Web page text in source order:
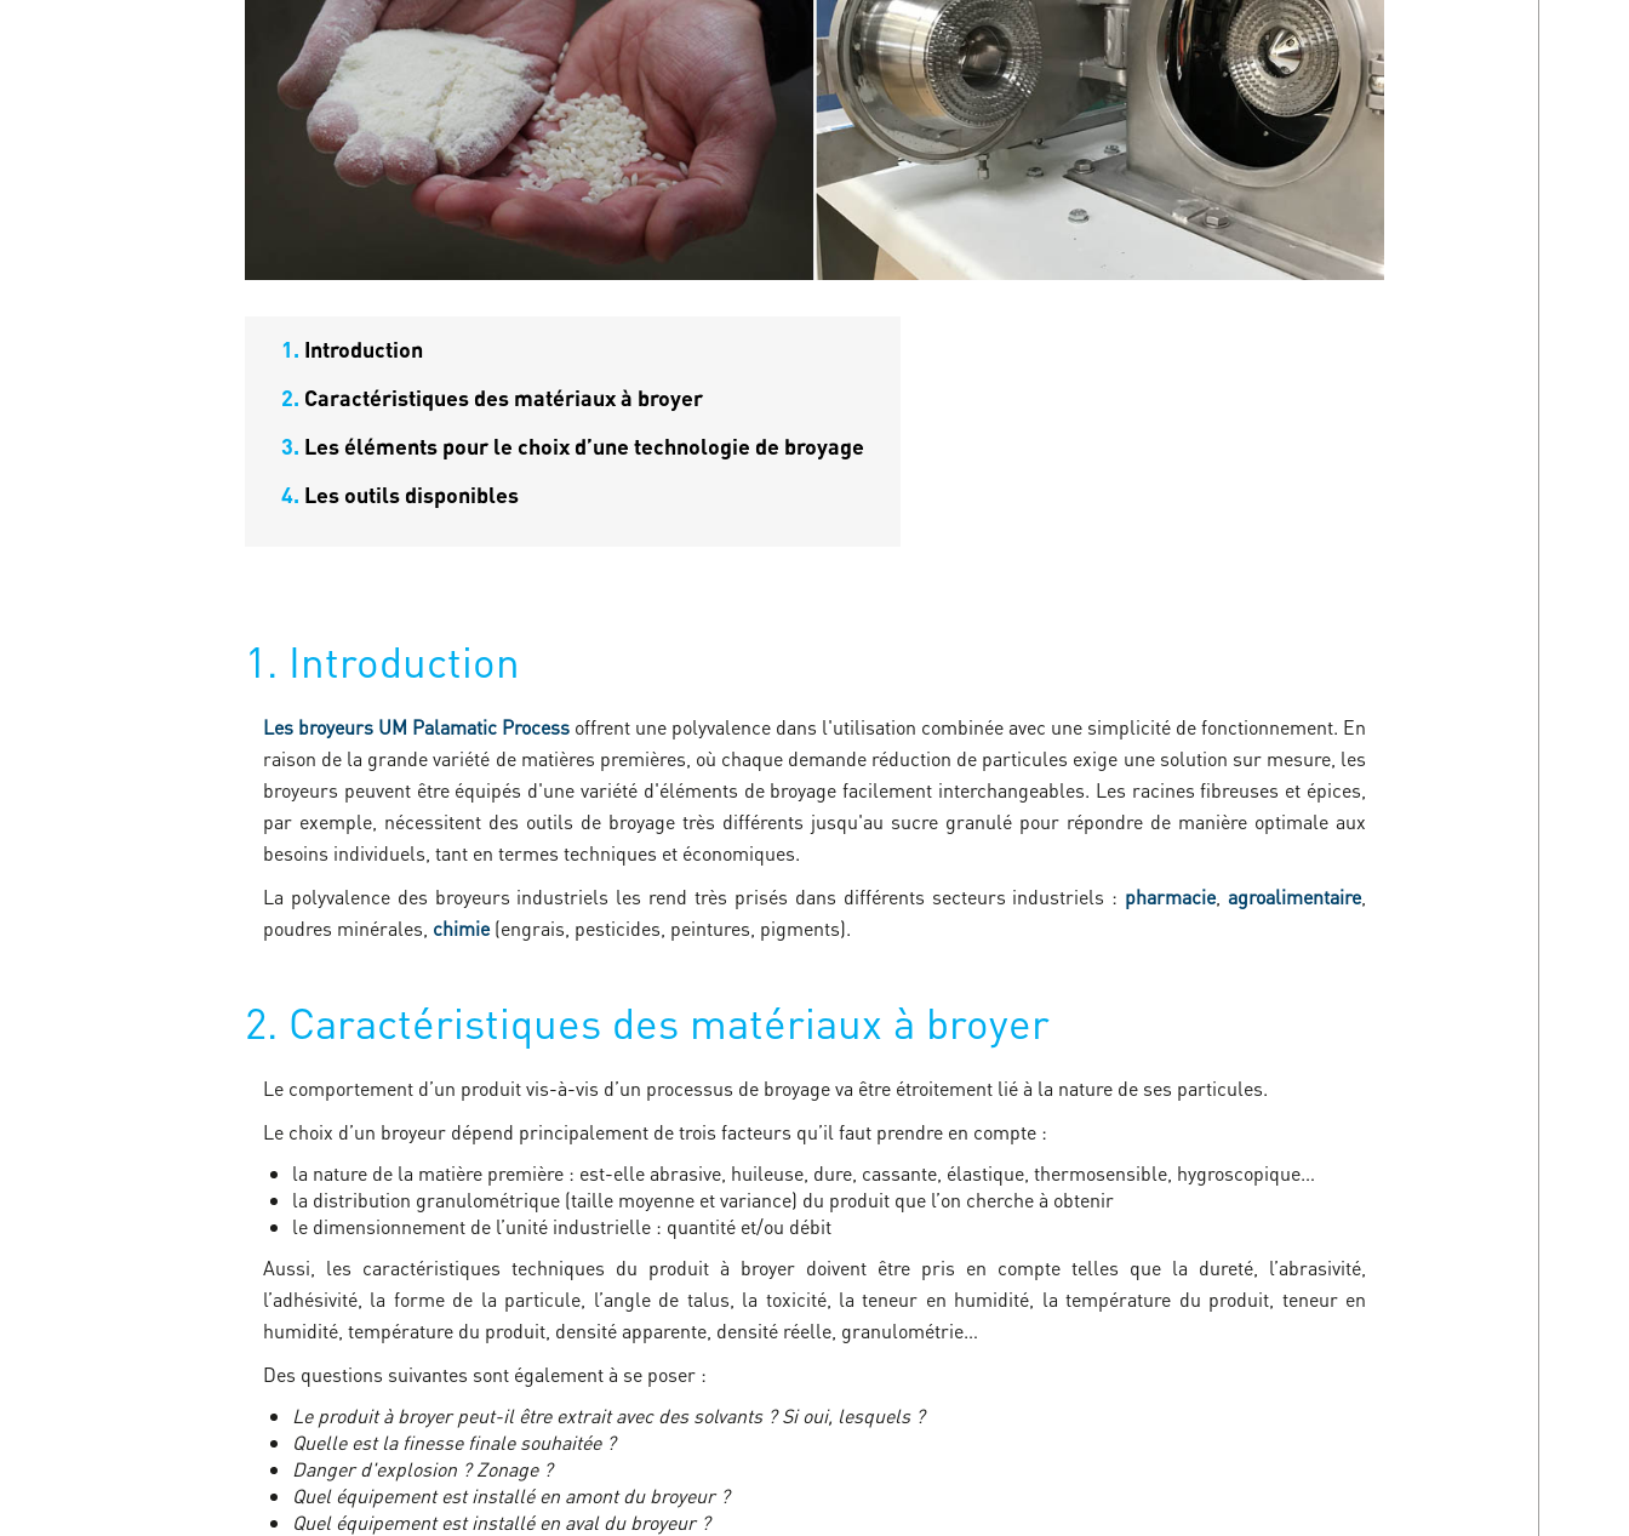
1. Introduction
2. Caractéristiques des matériaux à broyer
3. Les éléments pour le choix d’une technologie de broyage
4. Les outils disponibles
1. Introduction
Les broyeurs UM Palamatic Process offrent une polyvalence dans l'utilisation combinée avec une simplicité de fonctionnement. En
raison de la grande variété de matières premières, où chaque demande réduction de particules exige une solution sur mesure, les
broyeurs peuvent être équipés d'une variété d'éléments de broyage facilement interchangeables. Les racines fibreuses et épices,
par exemple, nécessitent des outils de broyage très différents jusqu'au sucre granulé pour répondre de manière optimale aux
besoins individuels, tant en termes techniques et économiques.
La polyvalence des broyeurs industriels les rend très prisés dans différents secteurs industriels : pharmacie,agroalimentaire,
poudres minérales, chimie (engrais, pesticides, peintures, pigments).
2. Caractéristiques des matériaux à broyer
Le comportement d’un produit vis-à-vis d’un processus de broyage va être étroitement lié à la nature de ses particules.
Le choix d’un broyeur dépend principalement de trois facteurs qu’il faut prendre en compte :
la nature de la matière première : est-elle abrasive, huileuse, dure, cassante, élastique, thermosensible, hygroscopique…
la distribution granulométrique (taille moyenne et variance) du produit que l’on cherche à obtenir
le dimensionnement de l’unité industrielle : quantité et/ou débit
Aussi, les caractéristiques techniques du produit à broyer doivent être pris en compte telles que la dureté, l’abrasivité,
l’adhésivité, la forme de la particule, l’angle de talus, la toxicité, la teneur en humidité, la température du produit, teneur en
humidité, température du produit, densité apparente, densité réelle, granulométrie…
Des questions suivantes sont également à se poser :
Le produit à broyer peut-il être extrait avec des solvants ? Si oui, lesquels ?
Quelle est la finesse finale souhaitée ?
Danger d'explosion ? Zonage ?
Quel équipement est installé en amont du broyeur ?
Quel équipement est installé en aval du broyeur ?